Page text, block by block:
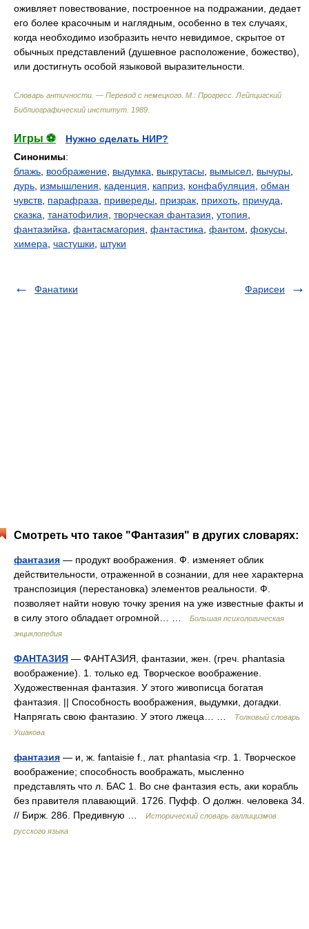
оживляет повествование, построенное на подражании, дедает
его более красочным и наглядным, особенно в тех случаях,
когда необходимо изобразить нечто невидимое, скрытое от
обычных представлений (душевное расположение, божество),
или достигнуть особой языковой выразительности.
Словарь античности. — Перевод с немецкого. М.: Прогресс Лейпцигский
Библиографический институт 1989
Игры ⚽
Нужно сделать НИР?
Синонимы:
блажь воображение выдумка выкрутасы вымысел вычуры
дурь измышления каденция каприз конфабуляция обман
чувств парафраза привереды призрак прихоть причуда
сказка танатофилия творческая фантазия утопия
фантазийка фантасмагория фантастика фантом фокусы
химера частушки штуки
Фанатики Фарисеи
Смотреть что такое "Фантазия" в других словарях:
фантазия — продукт воображения. Ф. изменяет облик
действительности, отраженной в сознании, для нее характерна
транспозиция (перестановка) элементов реальности. Ф.
позволяет найти новую точку зрения на уже известные факты и
в силу этого обладает огромной… …
Большая психологическая
энциклопедия
ФАНТАЗИЯ — ФАНТАЗИЯ, фантазии, жен. (греч. phantasia
воображение). 1. только ед. Творческое воображение.
Художественная фантазия. У этого живописца богатая
фантазия. || Способность воображения, выдумки, догадки.
Напрягать свою фантазию. У этого лжеца… …
Толковый словарь
Ушакова
фантазия — и, ж. fantaisie f., лат. phantasia <гр. 1. Творческое
воображение; способность воображать, мысленно
представлять что л. БАС 1. Во сне фантазия есть, аки корабль
без правителя плавающий. 1726. Пуфф. О должн. человека 34.
// Бирж. 286. Предивную …
Исторический словарь галлицизмов
русского языка